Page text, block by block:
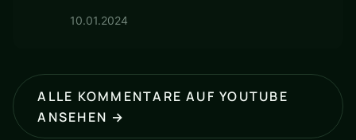
10.01.2024
ALLE KOMMENTARE AUF YOUTUBE
ANSEHEN →